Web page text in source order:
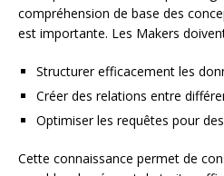
compréhension de base des
est importante. Les Makers
Structurer efficacement les
Créer des relations entre
Optimiser les requêtes pour
Cette connaissance permet de